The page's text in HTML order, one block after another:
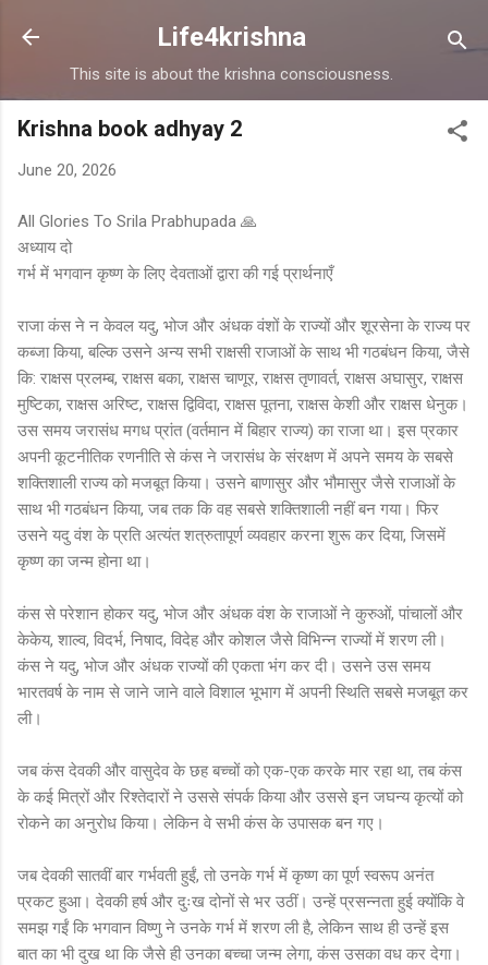
Skip to main content
Life4krishna
This site is about the krishna consciousness.
Krishna book adhyay 2
June 20, 2026
All Glories To Srila Prabhupada 🙏
अध्याय दो
गर्भ में भगवान कृष्ण के लिए देवताओं द्वारा की गई प्रार्थनाएँ
राजा कंस ने न केवल यदु, भोज और अंधक वंशों के राज्यों और शूरसेना के राज्य पर
कब्जा किया, बल्कि उसने अन्य सभी राक्षसी राजाओं के साथ भी गठबंधन किया, जैसे
कि: राक्षस प्रलम्ब, राक्षस बका, राक्षस चाणूर, राक्षस तृणावर्त, राक्षस अघासुर, राक्षस
मुष्टिका, राक्षस अरिष्ट, राक्षस द्विविदा, राक्षस पूतना, राक्षस केशी और राक्षस धेनुक।
उस समय जरासंध मगध प्रांत (वर्तमान में बिहार राज्य) का राजा था। इस प्रकार
अपनी कूटनीतिक रणनीति से कंस ने जरासंध के संरक्षण में अपने समय के सबसे
शक्तिशाली राज्य को मजबूत किया। उसने बाणासुर और भौमासुर जैसे राजाओं के
साथ भी गठबंधन किया, जब तक कि वह सबसे शक्तिशाली नहीं बन गया। फिर
उसने यदु वंश के प्रति अत्यंत शत्रुतापूर्ण व्यवहार करना शुरू कर दिया, जिसमें
कृष्ण का जन्म होना था।
कंस से परेशान होकर यदु, भोज और अंधक वंश के राजाओं ने कुरुओं, पांचालों और
केकेय, शाल्व, विदर्भ, निषाद, विदेह और कोशल जैसे विभिन्न राज्यों में शरण ली।
कंस ने यदु, भोज और अंधक राज्यों की एकता भंग कर दी। उसने उस समय
भारतवर्ष के नाम से जाने जाने वाले विशाल भूभाग में अपनी स्थिति सबसे मजबूत कर
ली।
जब कंस देवकी और वासुदेव के छह बच्चों को एक-एक करके मार रहा था, तब कंस
के कई मित्रों और रिश्तेदारों ने उससे संपर्क किया और उससे इन जघन्य कृत्यों को
रोकने का अनुरोध किया। लेकिन वे सभी कंस के उपासक बन गए।
जब देवकी सातवीं बार गर्भवती हुईं, तो उनके गर्भ में कृष्ण का पूर्ण स्वरूप अनंत
प्रकट हुआ। देवकी हर्ष और दुःख दोनों से भर उठीं। उन्हें प्रसन्नता हुई क्योंकि वे
समझ गईं कि भगवान विष्णु ने उनके गर्भ में शरण ली है, लेकिन साथ ही उन्हें इस
बात का भी दुख था कि जैसे ही उनका बच्चा जन्म लेगा, कंस उसका वध कर देगा।